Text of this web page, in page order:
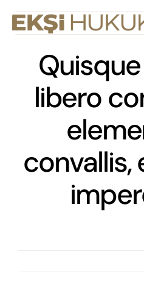
Skip
Çalışma
libero
convallis,